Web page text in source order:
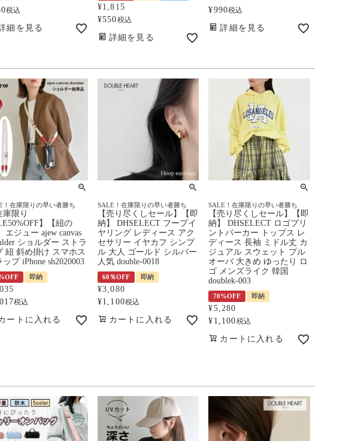
税込
細を見る
¥1,815
¥550税込
詳細を見る
¥990税込
詳細を見る
！在庫限りの早い者勝ち
庫限り
】【紐の
エジュー ajew canvas
ショルダー ストラ
紐 斜め掛け スマホス
ップ iPhone sh2020003
即納
税込
ートに入れる
SALE！在庫限りの早い者勝ち
【売り尽くしセール】【即
納】 DHSELECT フープイ
ヤリング レディース アク
セサリー イヤカフ シンプ
ル 大人 ゴールド シルバー
人気 double-0018
60％OFF 即納
¥3,080
¥1,100税込
カートに入れる
SALE！在庫限りの早い者勝ち
【売り尽くしセール】【即
納】 DHSELECT ロゴプリ
ントパーカー トップス レ
ディース 長袖 ミドル丈 カ
ジュアル スウェット プル
オーバ 大きめ ゆったり ロ
ゴ メンズライク 韓国
doublek-003
70%OFF 即納
¥5,280
¥ 1,100税込
カートに入れる